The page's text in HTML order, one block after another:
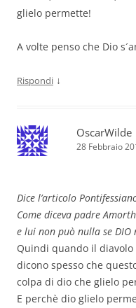
glielo permette!
A volte penso che Dio
Rispondi ↓
OscarWilde
28 Febbraio
Dice l’articolo
Come diceva padre
e lui non può nulla se DIO
Quindi quando il
dicono spesso che
colpa di dio che glielo
E perchè dio glielo